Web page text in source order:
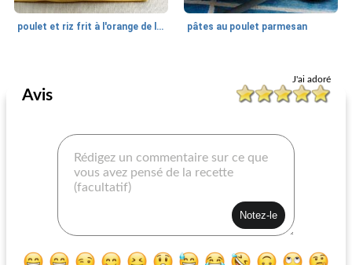
poulet et riz frit à l'orange de l'empereur pâtes au poulet parmesan
spirales dilly au poulet au citron
J'ai adoré
Avis